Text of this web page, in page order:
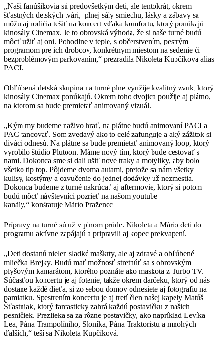
„Naši fanúšikovia sú predovšetkým deti, ale tentokrát, okrem
šťastných detských tvári, plnej sály smiechu, lásky a zábavy sa
môžu aj rodičia tešiť na koncert vďaka komfortu, ktorý ponúkajú
kinosály Cinemax. Je to obrovská výhoda, že si naše turné budú
môcť užiť aj oni. Pohodlne v teple, s občerstvením, pestrým
programom pre ich drobcov, konkrétnym miestom na sedenie či
bezproblémovým parkovaním,“ prezradila Nikoleta Kupčíková alias
PACI.
Obľúbená detská skupina na turné plne využije kvalitný zvuk, ktorý
kinosály Cinemax ponúkajú. Okrem toho dvojica použije aj plátno,
na ktorom sa bude premietať animovaný vizuál.
„Kým my budeme naživo hrať, na plátne budú animovaní PACI a
PAC tancovať. Som zvedavý ako to celé zafunguje a aký zážitok si
diváci odnesú. Na plátne sa bude premietať animovaný loop, ktorý
vyrobilo štúdio Plutoon. Máme nový tím, ktorý bude cestovať s
nami. Dokonca sme si dali ušiť nové traky a motýliky, aby bolo
všetko tip top. Pôjdeme dvoma autami, pretože sa nám všetky
kulisy, kostýmy a ozvučenie do jednej dodávky už nezmestia.
Dokonca budeme z turné nakrúcať aj aftermovie, ktorý si potom
budú môcť návštevníci pozrieť na našom youtube
kanály,“ konštatuje Mário Praženec
Prípravy na turné sú už v plnom prúde. Nikoleta a Mário deti do
programu aktívne zapájajú a pripravili aj kopec prekvapení.
„Deti dostanú nielen sladké maškrty, ale aj zdravé a obľúbené
mliečka Brejky. Budú mať možnosť stretnúť sa s obrovským
plyšovým kamarátom, ktorého poznáte ako maskota z Turbo TV.
Súčasťou koncertu je aj fotenie, takže okrem darčeku, ktorý od nás
dostane každé dieťa, si zo sebou domov odnesiete aj fotografiu na
pamiatku. Spestrením koncertu je aj tretí člen našej kapely Matúš
Šťastniak, ktorý fantasticky zahrá každú postavičku z našich
pesničiek. Prezlieka sa za rôzne postavičky, ako napríklad Levíka
Lea, Pána Trampolíniho, Sloníka, Pána Traktoristu a mnohých
ďalších,“ teší sa Nikoleta Kupčíková.